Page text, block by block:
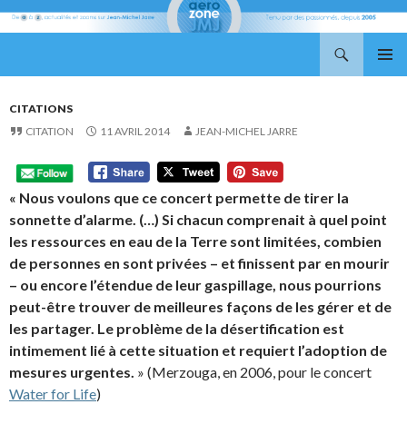
CONTENU
CITATIONS
CITATION
11 AVRIL 2014 JEAN-MICHEL JARRE
« Nous voulons que ce concert permette de tirer la
sonnette d’alarme. (…) Si chacun comprenait à quel point
les ressources en eau de la Terre sont limitées, combien
de personnes en sont privées – et finissent par en mourir
– ou encore l’étendue de leur gaspillage, nous pourrions
peut-être trouver de meilleures façons de les gérer et de
les partager. Le problème de la désertification est
intimement lié à cette situation et requiert l’adoption de
mesures urgentes. » (Merzouga, en 2006, pour le concert
Water for Life)